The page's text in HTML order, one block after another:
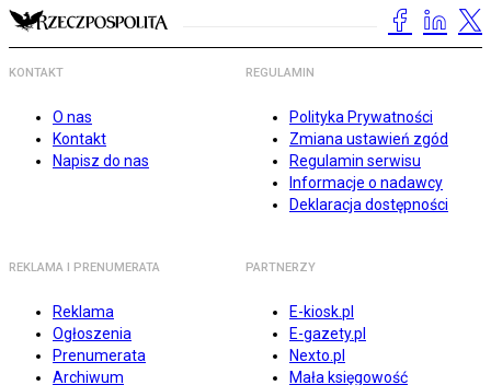
KONTAKT
O nas
Kontakt
Napisz do nas
REGULAMIN
Polityka Prywatności
Zmiana ustawień zgód
Regulamin serwisu
Informacje o nadawcy
Deklaracja dostępności
REKLAMA I PRENUMERATA
Reklama
Ogłoszenia
Prenumerata
Archiwum
PARTNERZY
E-kiosk.pl
E-gazety.pl
Nexto.pl
Mała księgowość